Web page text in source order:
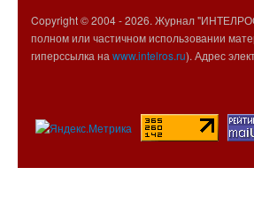
Copyright © 2004 -2026. Журнал
полном или частичном использовании
гиперссылка на www.intelros.ru). Адрес